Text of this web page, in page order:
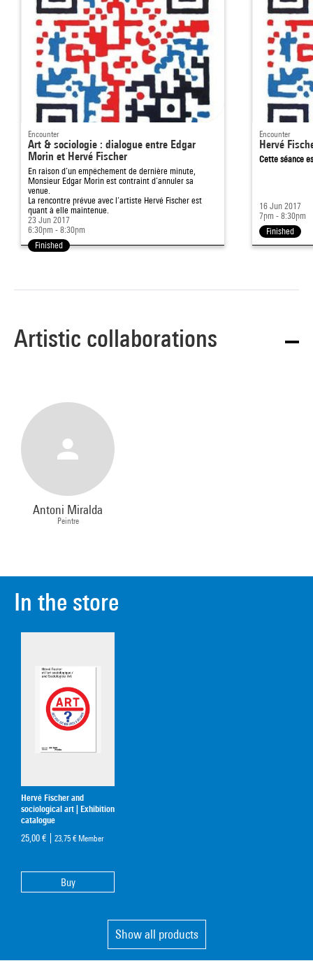
Encounter
Art & sociologie : dialogue entre Edgar
Morin et Hervé Fischer
En raison d’un empêchement de dernière minute,
Monsieur Edgar Morin est contraint d’annuler sa
venue.
La rencontre prévue avec l’artiste Hervé Fischer est
quant à elle maintenue.
23 Jun 2017
6:30pm - 8:30pm
Finished
Encounter
Hervé
Cette séance
16 Jun 2017
7pm - 8:30pm
Finished
Artistic collaborations
Antoni Miralda
Peintre
In the store
Hervé Fischer and
sociological art | Exhibition
catalogue
25,00 €
23,75 € Member
Buy
Show all products